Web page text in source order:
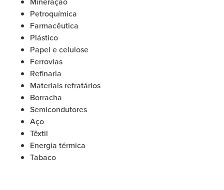
Petroquímica
Farmacêutica
Plástico
Papel e celulose
Ferrovias
Refinaria
Materiais refratários
Borracha
Semicondutores
Aço
Têxtil
Energia térmica
Tabaco